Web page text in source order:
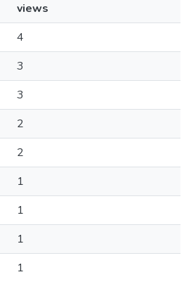
views
4
3
3
2
2
1
1
1
1